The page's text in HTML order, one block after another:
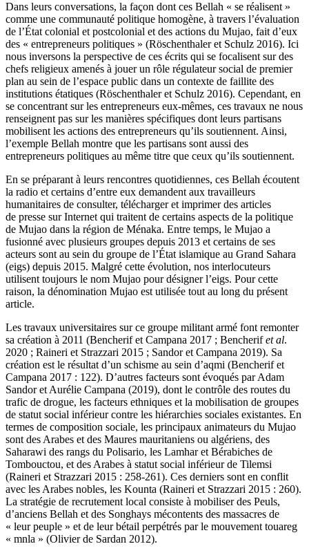
Dans leurs conversations, la façon dont ces Bellah « se réalisent »
comme une communauté politique homogène, à travers l’évaluation
de l’État colonial et postcolonial et des actions du Mujao, fait d’eux
des « entrepreneurs politiques » (Röschenthaler et Schulz 2016). Ici
nous inversons la perspective de ces écrits qui se focalisent sur des
chefs religieux amenés à jouer un rôle régulateur social de premier
plan au sein de l’espace public dans un contexte de faillite des
institutions étatiques (Röschenthaler et Schulz 2016). Cependant, en
se concentrant sur les entrepreneurs eux-mêmes, ces travaux ne nous
renseignent pas sur les manières spécifiques dont leurs partisans
mobilisent les actions des entrepreneurs qu’ils soutiennent. Ainsi,
l’exemple Bellah montre que les partisans sont aussi des
entrepreneurs politiques au même titre que ceux qu’ils soutiennent.
En se préparant à leurs rencontres quotidiennes, ces Bellah écoutent
la radio et certains d’entre eux demandent aux travailleurs
humanitaires de consulter, télécharger et imprimer des articles
de presse sur Internet qui traitent de certains aspects de la politique
de Mujao dans la région de Ménaka. Entre temps, le Mujao a
fusionné avec plusieurs groupes depuis 2013 et certains de ses
acteurs sont au sein du groupe de l’État islamique au Grand Sahara
(eigs) depuis 2015. Malgré cette évolution, nos interlocuteurs
utilisent toujours le nom Mujao pour désigner l’eigs. Pour cette
raison, la dénomination Mujao est utilisée tout au long du présent
article.
Les travaux universitaires sur ce groupe militant armé font remonter
sa création à 2011 (Bencherif et Campana 2017 ; Bencherifet al.
2020 ; Raineri et Strazzari 2015 ; Sandor et Campana 2019). Sa
création est le résultat d’un schisme au sein d’aqmi (Bencherif et
Campana 2017 : 122). D’autres facteurs sont évoqués par Adam
Sandor et Aurélie Campana (2019), dont le contrôle des routes du
trafic de drogue, les facteurs ethniques et la mobilisation de groupes
de statut social inférieur contre les hiérarchies sociales existantes. En
termes de composition sociale, les principaux animateurs du Mujao
sont des Arabes et des Maures mauritaniens ou algériens, des
Saharawi des rangs du Polisario, les Lamhar et Bérabiches de
Tombouctou, et des Arabes à statut social inférieur de Tilemsi
(Raineri et Strazzari 2015 : 258-261). Ces derniers sont en conflit
avec les Arabes nobles, les Kounta (Raineri et Strazzari 2015 : 260).
La stratégie de recrutement local consiste à mobiliser des Peuls,
d’anciens Bellah et des Songhays mécontents des massacres de
« leur peuple » et de leur bétail perpétrés par le mouvement touareg
« mnla » (Olivier de Sardan 2012).